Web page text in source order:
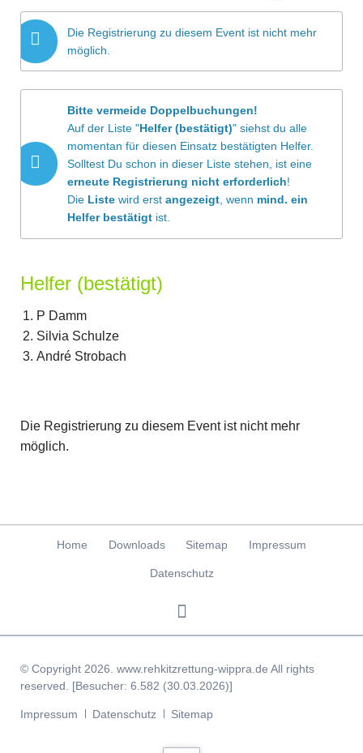
Die Registrierung zu diesem Event ist nicht mehr
möglich.
Bitte vermeide Doppelbuchungen!
Auf der Liste "Helfer (bestätigt)" siehst du alle
momentan für diesen Einsatz bestätigten Helfer.
Solltest Du schon in dieser Liste stehen, ist eine
erneute Registrierung nicht erforderlich!
Die Liste wird erstangezeigt, wenn mind. ein
Helfer bestätigt ist.
Helfer (bestätigt)
P Damm
Silvia Schulze
André Strobach
Die Registrierung zu diesem Event ist nicht mehr
möglich.
Navigation
Home Downloads Sitemap Impressum
Datenschutz
© Copyright 2026. www.rehkitzrettung-wippra.de All rights
reserved. [Besucher: 6.582 (30.03.2026)]
Navigation
Impressum Datenschutz Sitemap